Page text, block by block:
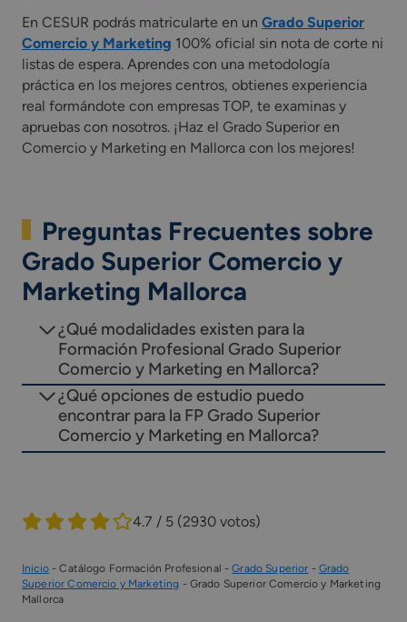
En CESUR podrás matricularte en un Grado Superior
Comercio y Marketing 100% oficial sin nota de corte ni
listas de espera. Aprendes con una metodología
práctica en los mejores centros, obtienes experiencia
real formándote con empresas TOP, te examinas y
apruebas con nosotros. ¡Haz el Grado Superior en
Comercio y Marketing en Mallorca con los mejores!
Preguntas Frecuentes sobre
Grado Superior Comercio y
Marketing Mallorca
¿Qué modalidades existen para la
Formación Profesional Grado Superior
Comercio y Marketing en Mallorca?
¿Qué opciones de estudio puedo
encontrar para la FP Grado Superior
Comercio y Marketing en Mallorca?
4.7 / 5 (2930 votos)
Inicio-Catálogo Formación Profesional -Grado Superior - Grado
Superior Comercio y Marketing - Grado Superior Comercio y Marketing
Mallorca